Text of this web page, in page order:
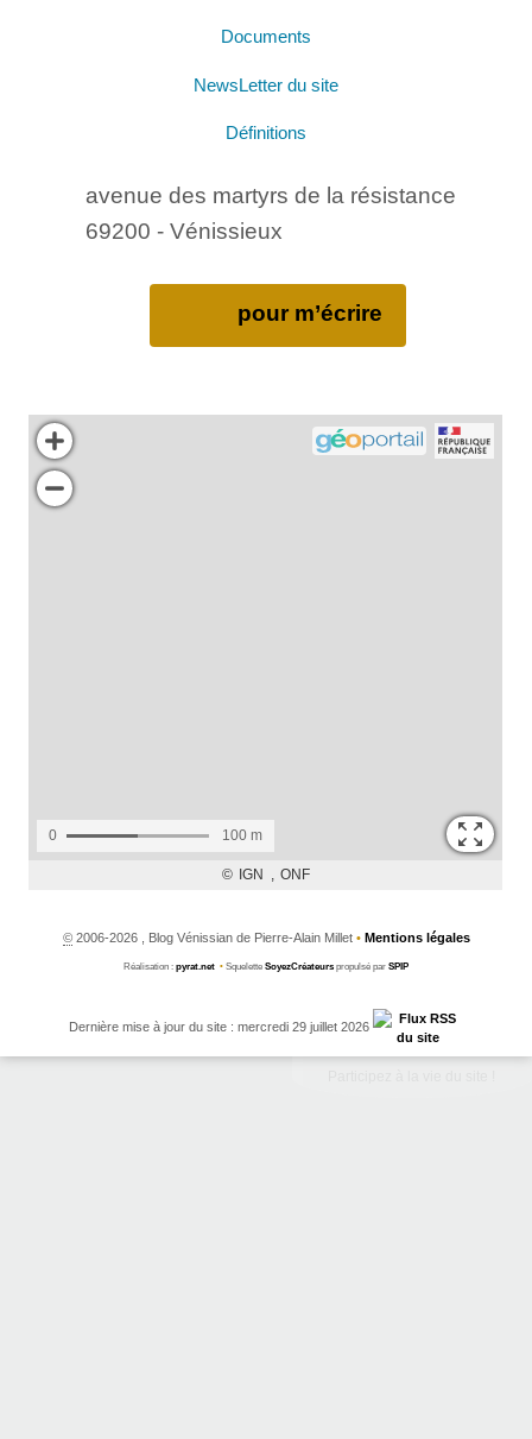
Documents
NewsLetter du site
Définitions
avenue des martyrs de la résistance
69200 - Vénissieux
pour m’écrire
©2006-2026 , Blog Vénissian de Pierre-Alain Millet • Mentions légales
Réalisation : pyrat.net • Squelette SoyezCréateurs propulsé par SPIP
Dernière mise à jour du site : mercredi 29 juillet 2026